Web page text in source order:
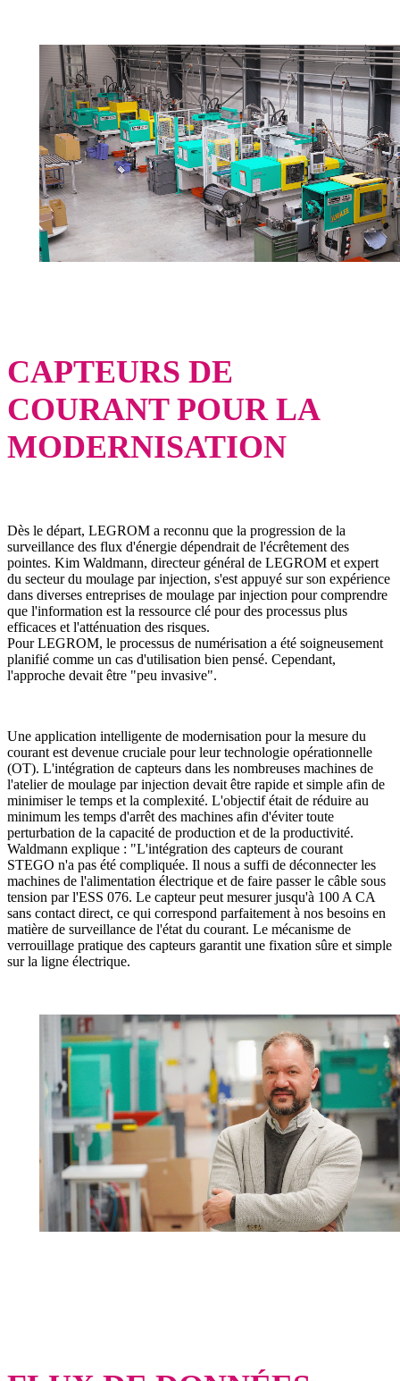
CAPTEURS DE
COURANT POUR LA
MODERNISATION
Dès le départ, LEGROM a reconnu que la progression de la
surveillance des flux d'énergie dépendrait de l'écrêtement des
pointes. Kim Waldmann, directeur général de LEGROM et expert
du secteur du moulage par injection, s'est appuyé sur son expérience
dans diverses entreprises de moulage par injection pour comprendre
que l'information est la ressource clé pour des processus plus
efficaces et l'atténuation des risques.
Pour LEGROM, le processus de numérisation a été soigneusement
planifié comme un cas d'utilisation bien pensé. Cependant,
l'approche devait être "peu invasive".
Une application intelligente de modernisation pour la mesure du
courant est devenue cruciale pour leur technologie opérationnelle
(OT). L'intégration de capteurs dans les nombreuses machines de
l'atelier de moulage par injection devait être rapide et simple afin de
minimiser le temps et la complexité. L'objectif était de réduire au
minimum les temps d'arrêt des machines afin d'éviter toute
perturbation de la capacité de production et de la productivité.
Waldmann explique : "L'intégration des capteurs de courant
STEGO n'a pas été compliquée. Il nous a suffi de déconnecter les
machines de l'alimentation électrique et de faire passer le câble sous
tension par l'ESS 076. Le capteur peut mesurer jusqu'à 100 A CA
sans contact direct, ce qui correspond parfaitement à nos besoins en
matière de surveillance de l'état du courant. Le mécanisme de
verrouillage pratique des capteurs garantit une fixation sûre et simple
sur la ligne électrique.